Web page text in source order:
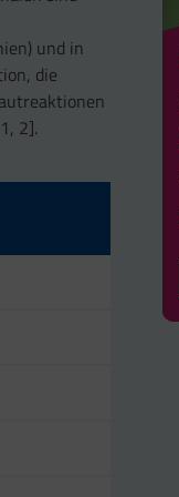
und in
die
2].